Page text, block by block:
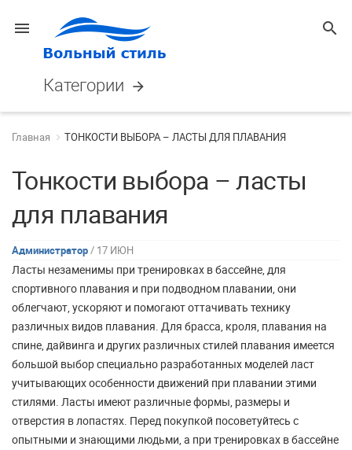
menu search
Категории arrow_forward
Главная ТОНКОСТИ ВЫБОРА – ЛАСТЫ ДЛЯ ПЛАВАНИЯ
Тонкости выбора – ласты
для плавания
Администратор/ 17 ИЮН
Ласты незаменимы при тренировках в бассейне, для
спортивного плавания и при подводном плавании, они
облегчают, ускоряют и помогают оттачивать технику
различных видов плавания. Для брасса, кроля, плавания на
спине, дайвинга и других различных стилей плавания имеется
большой выборспециально разработанных моделей ласт
учитывающих особенности движений при плавании этими
стилями. Ласты имеют различные формы, размеры и
отверстия в лопастях. Перед покупкой посоветуйтесь с
опытными и знающими людьми, а при тренировках в бассейне